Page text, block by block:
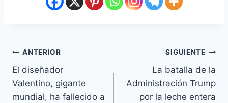
ANTERIOR
El diseñador
Valentino, gigante
mundial, ha fallecido a
SIGUIENTE
La batalla de la
Administración Trump
por la leche entera